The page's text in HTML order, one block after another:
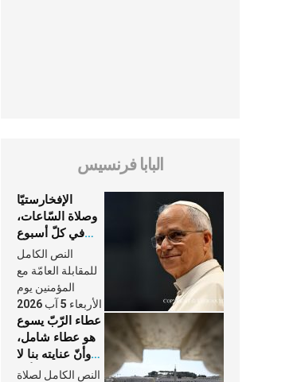
البابا فرنسيس
الإفخارستيّا
وصلاة السّاعات،
في كلّ أسبوع
وكلّ يوم، هما
النَّفَس في حياة
الكنيسة
النص الكامل
للمقابلة العامّة مع
المؤمنين يوم
الأربعاء 5 آب 2026
عطاء الرّبّ يسوع
هو عطاء شامل،
وأنّ عنايته بنا لا
تغيب عنّا أبدًا
النص الكامل لصلاة